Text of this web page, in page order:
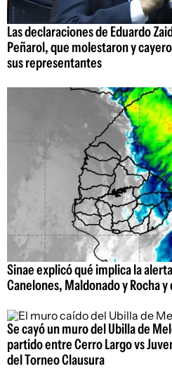
Las declaraciones de Eduardo
Peñarol, que molestaron y
sus representantes
Sinae explicó qué implica la
Canelones, Maldonado y Rocha y
Se cayó un muro del Ubilla de
partido entre Cerro Largo vs
del Torneo Clausura